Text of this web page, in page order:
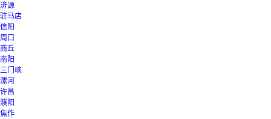
济源
驻马店
信阳
周口
商丘
南阳
三门峡
漯河
许昌
濮阳
焦作